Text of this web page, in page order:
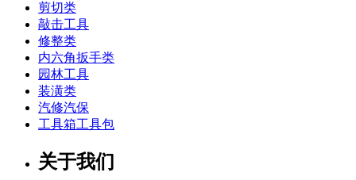
剪切类
敲击工具
修整类
内六角扳手类
园林工具
装潢类
汽修汽保
工具箱工具包
关于我们